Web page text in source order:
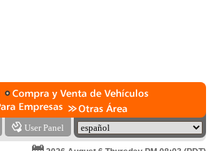
User Panel